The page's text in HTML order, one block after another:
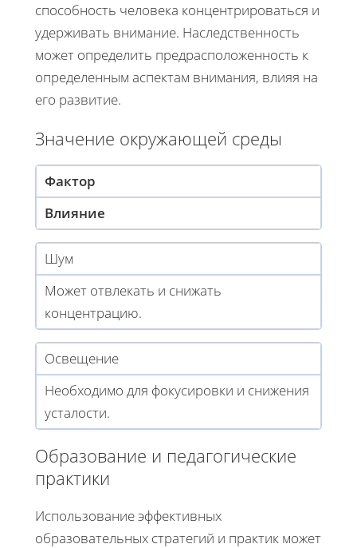
способность человека концентрироваться и
удерживать внимание. Наследственность
может определить предрасположенность к
определенным аспектам внимания, влияя на
его развитие.
Значение окружающей среды
Фактор
Влияние
Шум
Может отвлекать и снижать
концентрацию.
Освещение
Необходимо для фокусировки и снижения
усталости.
Образование и педагогические
практики
Использование эффективных
образовательных стратегий и практик может